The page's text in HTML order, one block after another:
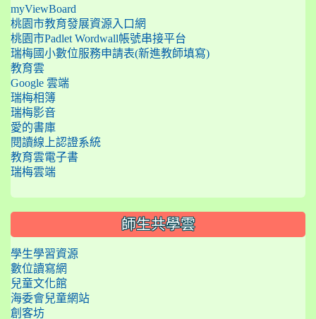
myViewBoard
桃園市教育發展資源入口網
桃園市Padlet Wordwall帳號串接平台
瑞梅國小數位服務申請表(新進教師填寫)
教育雲
Google 雲端
瑞梅相簿
瑞梅影音
愛的書庫
閱讀線上認證系統
教育雲電子書
瑞梅雲端
師生共學雲
學生學習資源
數位讀寫網
兒童文化館
海委會兒童網站
創客坊